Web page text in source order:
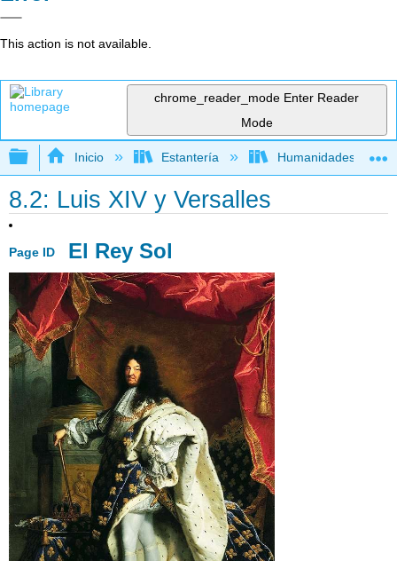
This action is not available.
chrome_reader_mode Enter Reader
Mode
Expandir/contraer jerarquía global
Inicio Estantería Humanidades
8.2: Luis XIV y Versalles
Page ID El Rey Sol